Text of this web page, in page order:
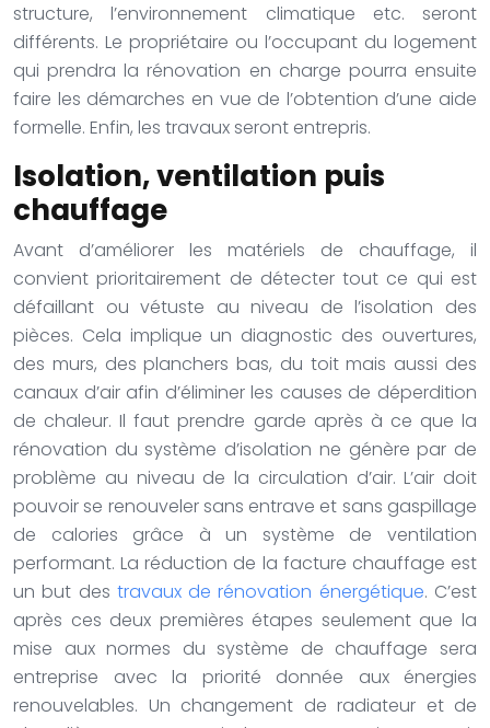
structure, l’environnement climatique etc. seront
différents. Le propriétaire ou l’occupant du logement
qui prendra la rénovation en charge pourra ensuite
faire les démarches en vue de l’obtention d’une aide
formelle. Enfin, les travaux seront entrepris.
Isolation, ventilation puis
chauffage
Avant d’améliorer les matériels de chauffage, il
convient prioritairement de détecter tout ce qui est
défaillant ou vétuste au niveau de l’isolation des
pièces. Cela implique un diagnostic des ouvertures,
des murs, des planchers bas, du toit mais aussi des
canaux d’air afin d’éliminer les causes de déperdition
de chaleur. Il faut prendre garde après à ce que la
rénovation du système d’isolation ne génère par de
problème au niveau de la circulation d’air. L’air doit
pouvoir se renouveler sans entrave et sans gaspillage
de calories grâce à un système de ventilation
performant. La réduction de la facture chauffage est
un but des travaux de rénovation énergétique. C’est
après ces deux premières étapes seulement que la
mise aux normes du système de chauffage sera
entreprise avec la priorité donnée aux énergies
renouvelables. Un changement de radiateur et de